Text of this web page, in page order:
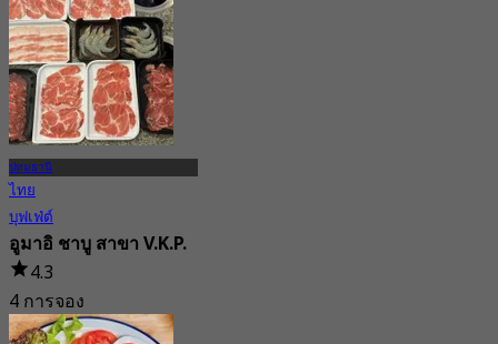
จาก฿ 299
ปทุมธานี
ไทย
บุฟเฟ่ต์
อูมาอิ ชาบู สาขา V.K.P.
4.3
4 การจอง
จาก฿ 299